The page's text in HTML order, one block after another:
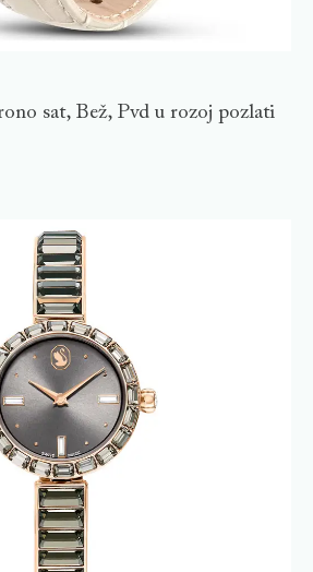
sat, Bež, Pvd u rozoj pozlati